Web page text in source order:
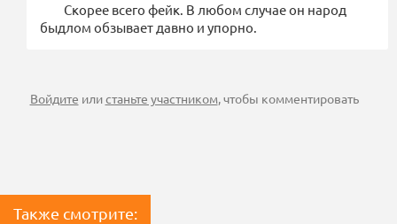
Скорее всего фейк. В любом случае он народ
быдлом обзывает давно и упорно.
Войдите илистаньте участником, чтобы комментировать
Также смотрите: